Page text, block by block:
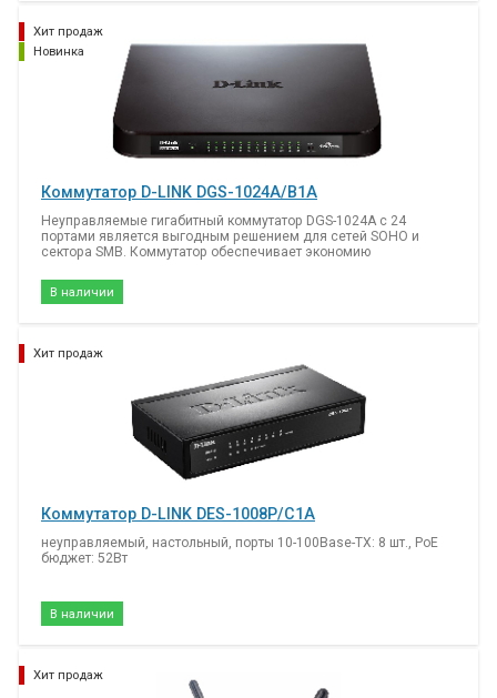
Хит продаж
Новинка
Коммутатор D-LINK DGS-1024A/B1A
Неуправляемые гигабитный коммутатор DGS-1024A с 24
портами является выгодным решением для сетей SOHO и
сектора SMB. Коммутатор обеспечивает экономию
за счет высокой плотности гигабитных портов.
В наличии
Хит продаж
Коммутатор D-LINK DES-1008P/C1A
неуправляемый, настольный, порты 10-100Base-TX: 8 шт., PoE
бюджет: 52Вт
В наличии
Хит продаж